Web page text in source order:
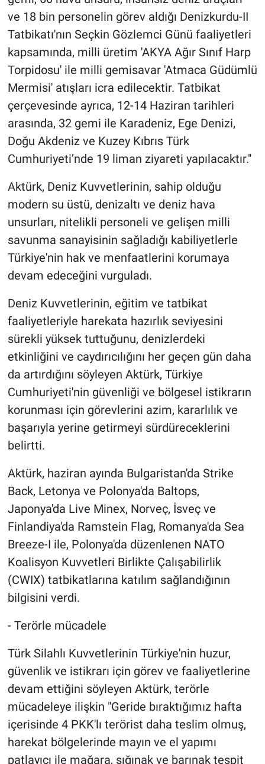
ve 18 bin personelin görev aldığı Denizkurdu-II
Tatbikatı'nın Seçkin Gözlemci Günü faaliyetleri
kapsamında, milli üretim 'AKYA Ağır Sınıf Harp
Torpidosu' ile milli gemisavar 'Atmaca Güdümlü
Mermisi' atışları icra edilecektir. Tatbikat
çerçevesinde ayrıca, 12-14 Haziran tarihleri
arasında, 32 gemi ile Karadeniz, Ege Denizi,
Doğu Akdeniz ve Kuzey Kıbrıs Türk
Cumhuriyeti’nde 19 liman ziyareti yapılacaktır."
Aktürk, Deniz Kuvvetlerinin, sahip olduğu
modern su üstü, denizaltı ve deniz hava
unsurları, nitelikli personeli ve gelişen milli
savunma sanayisinin sağladığı kabiliyetlerle
Türkiye'nin hak ve menfaatlerini korumaya
devam edeceğini vurguladı.
Deniz Kuvvetlerinin, eğitim ve tatbikat
faaliyetleriyle harekata hazırlık seviyesini
sürekli yüksek tuttuğunu, denizlerdeki
etkinliğini ve caydırıcılığını her geçen gün daha
da artırdığını söyleyen Aktürk, Türkiye
Cumhuriyeti'nin güvenliği ve bölgesel istikrarın
korunması için görevlerini azim, kararlılık ve
başarıyla yerine getirmeyi sürdüreceklerini
belirtti.
Aktürk, haziran ayında Bulgaristan'da Strike
Back, Letonya ve Polonya'da Baltops,
Japonya'da Live Minex, Norveç, İsveç ve
Finlandiya'da Ramstein Flag, Romanya'da Sea
Breeze-I ile, Polonya'da düzenlenen NATO
Koalisyon Kuvvetleri Birlikte Çalışabilirlik
(CWIX) tatbikatlarına katılım sağlandığının
bilgisini verdi.
- Terörle mücadele
Türk Silahlı Kuvvetlerinin Türkiye'nin huzur,
güvenlik ve istikrarı için görev ve faaliyetlerine
devam ettiğini söyleyen Aktürk, terörle
mücadeleye ilişkin "Geride bıraktığımız hafta
içerisinde 4 PKK'lı terörist daha teslim olmuş,
harekat bölgelerinde mayın ve el yapımı
patlayıcı ile mağara, sığınak ve barınak tespit